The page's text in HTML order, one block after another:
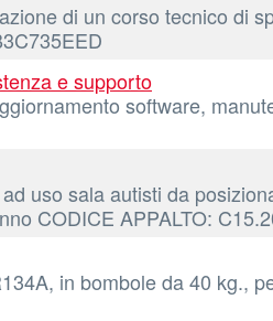
di un corso tecnico di
e supporto
software,
uso sala autisti da
CODICE APPALTO:
in bombole da 40 kg.,